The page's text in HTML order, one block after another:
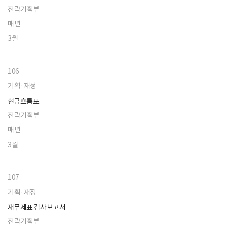
전략기획부
매년
3월
106
기획·재정
현금흐름표
전략기획부
매년
3월
107
기획·재정
재무제표 감사보고서
전략기획부